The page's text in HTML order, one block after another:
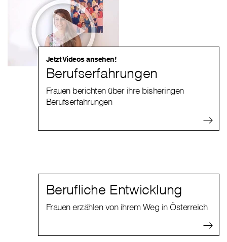
Jetzt Videos ansehen!
Berufserfahrungen
Frauen berichten über ihre bisheringen
Berufserfahrungen
Berufliche Entwicklung
Frauen erzählen von ihrem Weg in Österreich